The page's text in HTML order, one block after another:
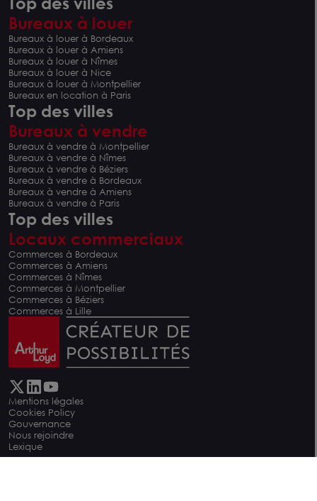
Bureaux à louer
Bureaux à louer à Bordeaux
Bureaux à louer à Amiens
Bureaux à louer à Nîmes
Bureaux à louer à Nice
Bureaux à louer à Montpellier
Bureaux en location à Paris
Top des villes
Bureaux à vendre
Bureaux à vendre à Montpellier
Bureaux à vendre à Nîmes
Bureaux à vendre à Béziers
Bureaux à vendre à Bordeaux
Bureaux à vendre à Amiens
Bureaux à vendre à Paris
Top des villes
Locaux commerciaux
Commerces à Bordeaux
Commerces à Amiens
Commerces à Nîmes
Commerces à Montpellier
Commerces à Béziers
Commerces à Lille
Mentions légales
Cookies Policy
Gouvernance
Nous rejoindre
Lexique